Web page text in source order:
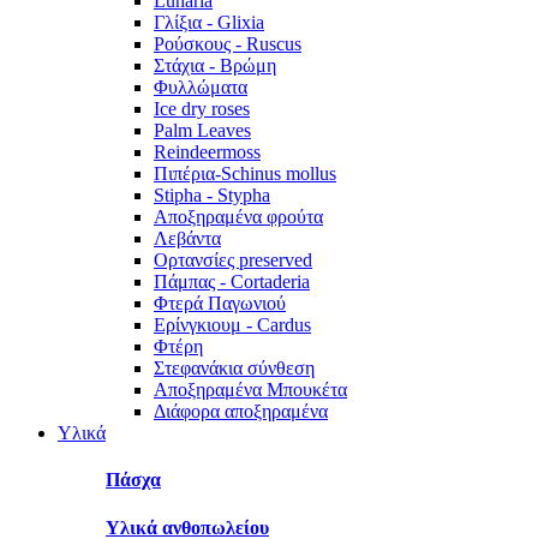
Γλίξια - Glixia
Ρούσκους - Ruscus
Στάχια - Βρώμη
Φυλλώματα
Ice dry roses
Palm Leaves
Reindeermoss
Πιπέρια-Schinus mollus
Stipha - Stypha
Αποξηραμένα φρούτα
Λεβάντα
Ορτανσίες preserved
Πάμπας - Cortaderia
Φτερά Παγωνιού
Ερίνγκιουμ - Cardus
Φτέρη
Στεφανάκια σύνθεση
Αποξηραμένα Μπουκέτα
Διάφορα αποξηραμένα
Υλικά
Πάσχα
Υλικά ανθοπωλείου